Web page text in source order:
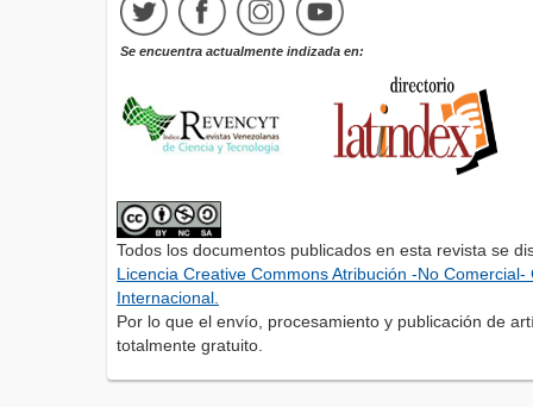
Se encuentra actualmente indizada en:
Todos los documentos publicados en esta revista se
Licencia Creative Commons Atribución -No
Internacional.
Por lo que el envío, procesamiento y publicación de
totalmente gratuito.